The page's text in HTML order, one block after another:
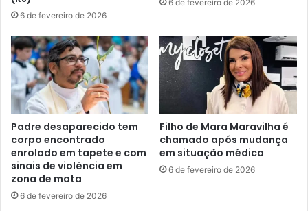
6 de fevereiro de 2026
6 de fevereiro de 2026
Padre desaparecido tem
corpo encontrado
enrolado em tapete e com
sinais de violência em
zona de mata
6 de fevereiro de 2026
Filho de Mara Maravilha é
chamado após mudança
em situação médica
6 de fevereiro de 2026